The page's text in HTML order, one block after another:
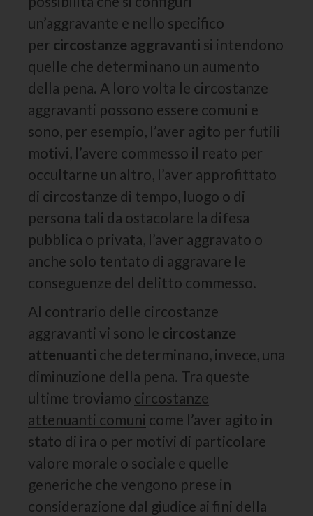
un’aggravante e nello specifico
per circostanze aggravanti si intendono
quelle che determinano un aumento
della pena. A loro volta le circostanze
aggravanti possono essere comuni e
sono, per esempio, l’aver agito per futili
motivi, l’avere commesso il reato per
occultarne un altro, l’aver approfittato
di circostanze di tempo, luogo o di
persona tali da ostacolare la difesa
pubblica o privata, l’aver aggravato o
anche solo tentato di aggravare le
conseguenze del delitto commesso.
Al contrario delle circostanze
aggravanti vi sono le circostanze
attenuanti che determinano, invece, una
diminuzione della pena. Tra queste
ultime troviamo circostanze
attenuanti comuni come l’aver agito in
stato di ira o per motivi di particolare
valore morale o sociale e quelle
generiche che vengono prese in
considerazione dal giudice ai fini della